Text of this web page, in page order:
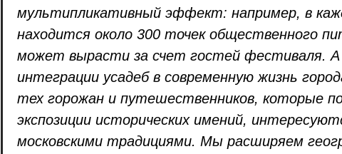
мультипликативный эффект: например, в
находится около 300 точек общественного
может вырасти за счет гостей фестиваля. А
интеграции усадеб в современную жизнь
тех горожан и путешественников, которые
экспозиции исторических имений,
московскими традициями. Мы расширяем